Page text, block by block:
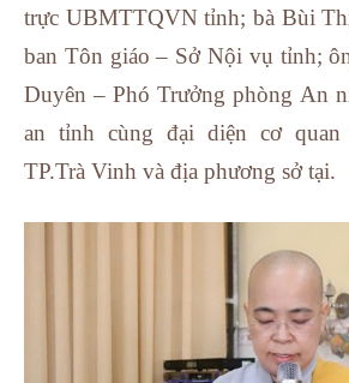
trực UBMTTQVN tỉnh; bà Bùi
ban Tôn giáo – Sở Nội vụ tỉnh;
Duyên – Phó Trưởng phòng An
an tỉnh cùng đại diện cơ quan
TP.Trà Vinh và địa phương sở tại.